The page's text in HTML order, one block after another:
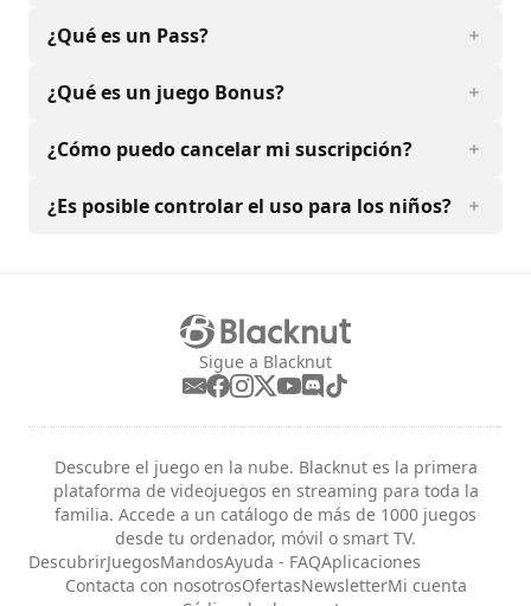
¿Qué es un Pass?
¿Qué es un juego Bonus?
¿Cómo puedo cancelar mi suscripción?
¿Es posible controlar el uso para los niños?
Sigue a Blacknut
Descubre el juego en la nube. Blacknut es la primera
plataforma de videojuegos en streaming para toda la
familia. Accede a un catálogo de más de 1000 juegos
desde tu ordenador, móvil o smart TV.
DescubrirJuegosMandosAyuda - FAQAplicaciones
Contacta con nosotrosOfertasNewsletterMi cuenta